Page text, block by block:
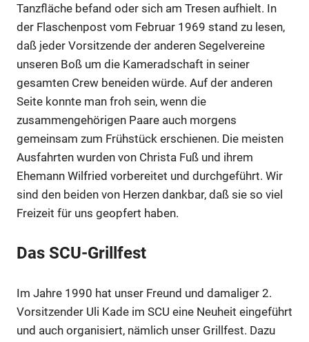
Tanzfläche befand oder sich am Tresen aufhielt. In
der Flaschenpost vom Februar 1969 stand zu lesen,
daß jeder Vorsitzende der anderen Segelvereine
unseren Boß um die Kameradschaft in seiner
gesamten Crew beneiden würde. Auf der anderen
Seite konnte man froh sein, wenn die
zusammengehörigen Paare auch morgens
gemeinsam zum Frühstück erschienen. Die meisten
Ausfahrten wurden von Christa Fuß und ihrem
Ehemann Wilfried vorbereitet und durchgeführt. Wir
sind den beiden von Herzen dankbar, daß sie so viel
Freizeit für uns geopfert haben.
Das SCU-Grillfest
Im Jahre 1990 hat unser Freund und damaliger 2.
Vorsitzender Uli Kade im SCU eine Neuheit eingeführt
und auch organisiert, nämlich unser Grillfest. Dazu